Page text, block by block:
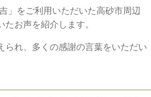
」をご利用いただいた高砂市周辺
たお声を紹介します。
られ、多くの感謝の言葉をいただい